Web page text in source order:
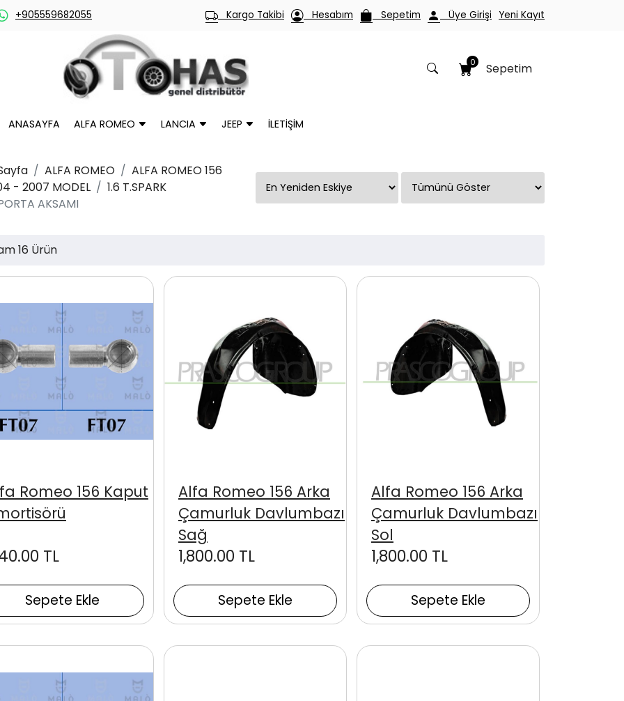
+905559682055 Kargo Takibi Hesabım Sepetim Üye Girişi Yeni Kayıt
Sepetim
0
ANASAYFA ALFA ROMEO LANCIA JEEP İLETİŞİM
ALFA ROMEO
ALFA ROMEO 156
- 2007 MODEL
1.6 T.SPARK
AKSAMI
16 Ürün
Sepete Ekle
Romeo 156 Kaput
TL
Sepete Ekle
Alfa Romeo 156 Arka
Çamurluk Davlumbazı
Sağ
1,800.00 TL
Sepete Ekle
Alfa Romeo 156 Arka
Çamurluk Davlumbazı
Sol
1,800.00 TL